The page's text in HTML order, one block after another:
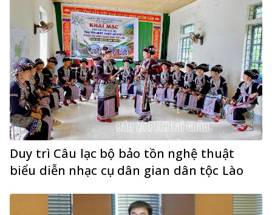
Duy trì Câu lạc bộ bảo tồn nghệ thuật
biểu diễn nhạc cụ dân gian dân tộc Lào